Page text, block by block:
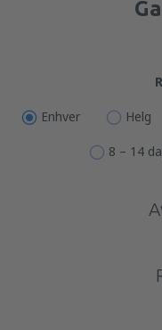
Enhver Helg
8 – 14